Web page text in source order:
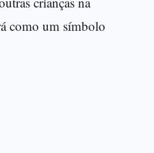
como um símbolo